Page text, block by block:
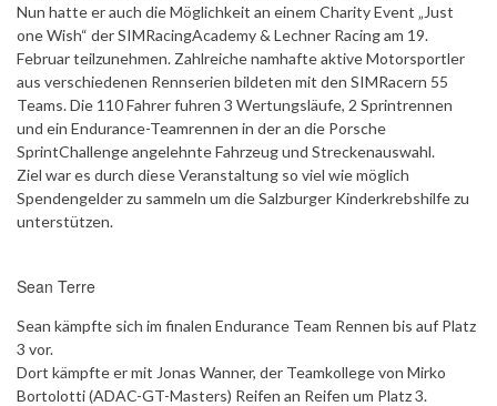
Nun hatte er auch die Möglichkeit an einem Charity Event „Just
one Wish“ der SIMRacingAcademy & Lechner Racing am 19.
Februar teilzunehmen. Zahlreiche namhafte aktive Motorsportler
aus verschiedenen Rennserien bildeten mit den SIMRacern 55
Teams. Die 110 Fahrer fuhren 3 Wertungsläufe, 2 Sprintrennen
und ein Endurance-Teamrennen in der an die Porsche
SprintChallenge angelehnte Fahrzeug und Streckenauswahl.
Ziel war es durch diese Veranstaltung so viel wie möglich
Spendengelder zu sammeln um die Salzburger Kinderkrebshilfe zu
unterstützen.
Sean Terre
Sean kämpfte sich im finalen Endurance Team Rennen bis auf Platz
3 vor.
Dort kämpfte er mit Jonas Wanner, der Teamkollege von Mirko
Bortolotti (ADAC-GT-Masters) Reifen an Reifen um Platz 3.